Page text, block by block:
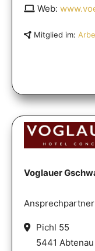
Web:
Mitglied im:
Voglauer
Pichl 55
5441 Abtenau